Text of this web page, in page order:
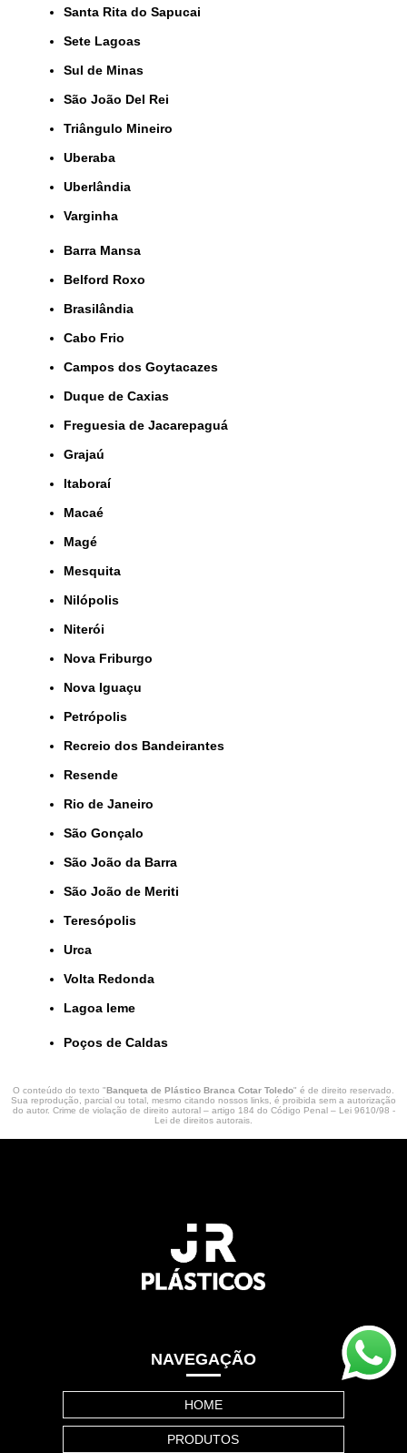
Santa Rita do Sapucai
Sete Lagoas
Sul de Minas
São João Del Rei
Triângulo Mineiro
Uberaba
Uberlândia
Varginha
Barra Mansa
Belford Roxo
Brasilândia
Cabo Frio
Campos dos Goytacazes
Duque de Caxias
Freguesia de Jacarepaguá
Grajaú
Itaboraí
Macaé
Magé
Mesquita
Nilópolis
Niterói
Nova Friburgo
Nova Iguaçu
Petrópolis
Recreio dos Bandeirantes
Resende
Rio de Janeiro
São Gonçalo
São João da Barra
São João de Meriti
Teresópolis
Urca
Volta Redonda
lagoa leme
Poços de Caldas
O conteúdo do texto "Banqueta de Plástico Branca Cotar Toledo" é de direito reservado.
Sua reprodução, parcial ou total, mesmo citando nossos links, é proibida sem a autorização
do autor. Crime de violação de direito autoral – artigo 184 do Código Penal – Lei 9610/98 -
Lei de direitos autorais
NAVEGAÇÃO
HOME
PRODUTOS